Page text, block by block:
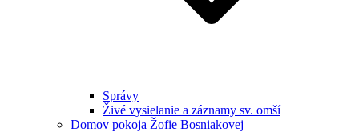
Správy
Živé vysielanie a záznamy sv. omší
Domov pokoja Žofie Bosniakovej